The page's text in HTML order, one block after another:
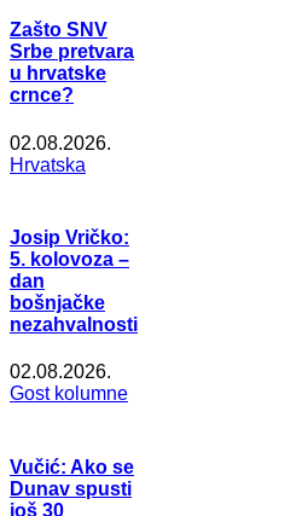
Zašto SNV
Srbe pretvara
u hrvatske
crnce?
02.08.2026.
Hrvatska
Josip Vričko:
5. kolovoza –
dan
bošnjačke
nezahvalnosti
02.08.2026.
Gost kolumne
Vučić: Ako se
Dunav spusti
još 30